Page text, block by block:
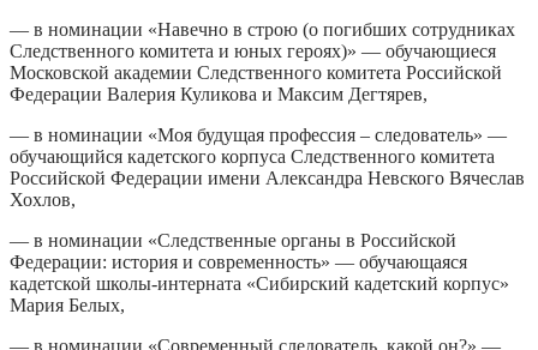
— в номинации «Навечно в строю (о погибших сотрудниках
Следственного комитета и юных героях)» — обучающиеся
Московской академии Следственного комитета Российской
Федерации Валерия Куликова и Максим Дегтярев,
— в номинации «Моя будущая профессия – следователь» —
обучающийся кадетского корпуса Следственного комитета
Российской Федерации имени Александра Невского Вячеслав
Хохлов,
— в номинации «Следственные органы в Российской
Федерации: история и современность» — обучающаяся
кадетской школы-интерната «Сибирский кадетский корпус»
Мария Белых,
— в номинации «Современный следователь, какой он?» —